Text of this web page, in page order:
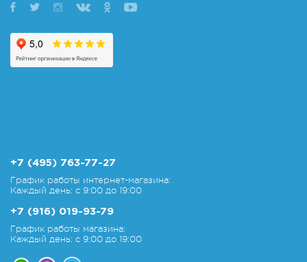
+7 (495) 763-77-27
График работы интернет-магазина:
Каждый день: с 9:00 до 19:00
+7 (916) 019-93-79
График работы магазина:
Каждый день: с 9:00 до 19:00